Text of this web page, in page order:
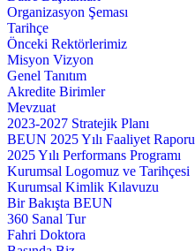
Organizasyon Şeması
Tarihçe
Önceki Rektörlerimiz
Misyon Vizyon
Genel Tanıtım
Akredite Birimler
Mevzuat
2023-2027 Stratejik Planı
BEUN 2025 Yılı Faaliyet Raporu
2025 Yılı Performans Programı
Kurumsal Logomuz ve Tarihçesi
Kurumsal Kimlik Kılavuzu
Bir Bakışta BEUN
360 Sanal Tur
Fahri Doktora